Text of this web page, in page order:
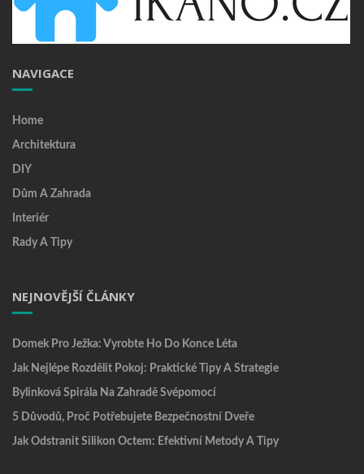
NAVIGACE
Home
Architektura
DIY
Dům A Zahrada
Interiér
Rady A Tipy
NEJNOVĚJŠÍ ČLÁNKY
Domek Pro Ježka: Vyrobte Ho Do Konce Léta
Jak Nejlépe Rozdělit Pokoj: Praktické Tipy A Strategie
Bylinková Spirála Na Zahradě Svépomocí
5 Důvodů, Proč Potřebujete Bezpečnostní Dveře
Jak Odstranit Silikon Octem: Efektivní Metody A Tipy